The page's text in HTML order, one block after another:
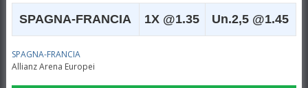
SPAGNA-FRANCIA 1X @1.35 Un.2,5 @1.45
SPAGNA-FRANCIA
Allianz Arena Europei